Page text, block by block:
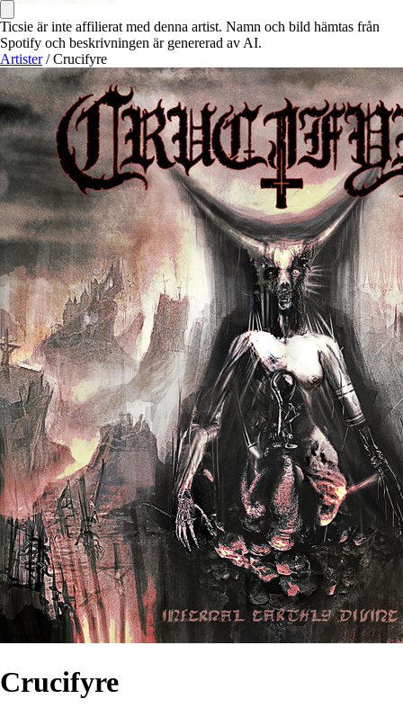
Ticsie är inte affilierat med denna artist. Namn och bild hämtas från
Spotify och beskrivningen är genererad av AI.
Artister / Crucifyre
Crucifyre